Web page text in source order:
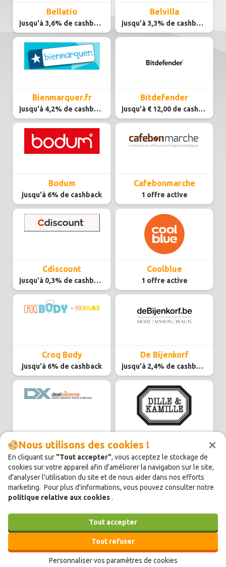
×
Nous utilisons des cookies !
En cliquant sur "Tout accepter", vous acceptez le stockage de
cookies sur votre appareil afin d'améliorer la navigation sur le site,
d'analyser l'utilisation du site et de nous aider dans nos efforts
marketing. Pour plus d'informations, vous pouvez consulter notre
politique relative aux cookies.
Tout accepter
Tout refuser
Personnaliser vos paramètres de cookies
Bellatio
jusqu'à 3,6% de cashback
Belvilla
jusqu'à 3,3% de cashback
Bienmarquer.fr
jusqu'à 4,2% de cashback
Bitdefender
jusqu'à € 12,00 de cashback
Bodum
jusqu'à 6% de cashback
Cafebonmarche
1 offre active
Cdiscount
jusqu'à 0,3% de cashback
Coolblue
1 offre active
Croq Body
jusqu'à 6% de cashback
De Bijenkorf
jusqu'à 2,4% de cashback
DealeXtreme
jusqu'à 2,3% de cashback
Dille & Kamille
jusqu'à 4,8% de cashback
Disposables.bio
jusqu'à 6% de cashback jusqu'à 3% de cashback